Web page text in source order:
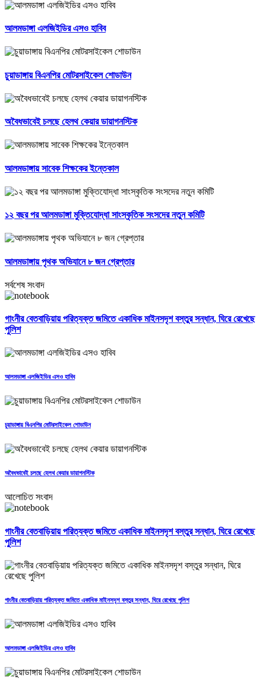
আলমডাঙ্গা এলজিইডির এসও হাবিব
চুয়াডাঙ্গায় বিএনপির মোটরসাইকেল শোডাউন
অবৈধভাবেই চলছে হেলথ কেয়ার ডায়াগনস্টিক
আলমডাঙ্গায় সাবেক শিক্ষকের ইন্তেকাল
১২ বছর পর আলমডাঙ্গা মুক্তিযোদ্ধা সাংস্কৃতিক সংসদের নতুন কমিটি
আলমডাঙ্গায় পৃথক অভিযানে ৮ জন গ্রেপ্তার
সর্বশেষ সংবাদ
গাংনীর বেতবাড়িয়ায় পরিত্যক্ত জমিতে একাধিক মাইনসদৃশ বস্তুর সন্ধান, ঘিরে রেখেছে
পুলিশ
আলমডাঙ্গা এলজিইডির এসও হাবিব
চুয়াডাঙ্গায় বিএনপির মোটরসাইকেল শোডাউন
অবৈধভাবেই চলছে হেলথ কেয়ার ডায়াগনস্টিক
আলোচিত সংবাদ
গাংনীর বেতবাড়িয়ায় পরিত্যক্ত জমিতে একাধিক মাইনসদৃশ বস্তুর সন্ধান, ঘিরে রেখেছে
পুলিশ
গাংনীর বেতবাড়িয়ায় পরিত্যক্ত জমিতে একাধিক মাইনসদৃশ বস্তুর সন্ধান, ঘিরে রেখেছে পুলিশ
আলমডাঙ্গা এলজিইডির এসও হাবিব